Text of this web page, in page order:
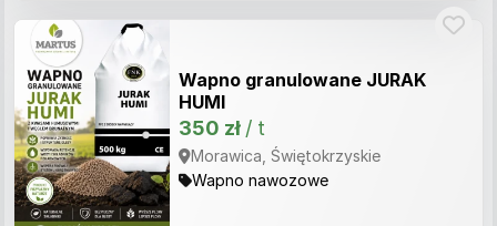
Wapno granulowane JURAK
HUMI
350 zł / t
Morawica, Świętokrzyskie
Wapno nawozowe